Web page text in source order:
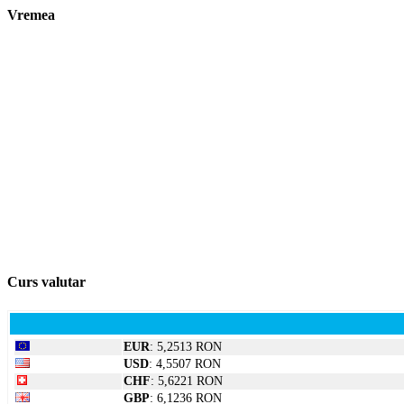
Vremea
Curs valutar
EUR: 5,2513 RON
USD: 4,5507 RON
CHF: 5,6221 RON
GBP: 6,1236 RON